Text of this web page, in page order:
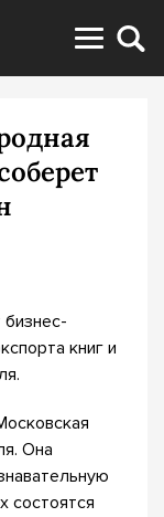
книг и
Она
состоятся